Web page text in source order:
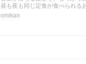
昼も夜も同じ定食が食べられる
omikan